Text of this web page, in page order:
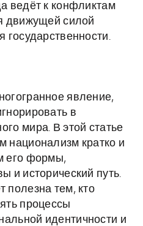
ведёт к конфликтам
движущей силой
государственности.
явление,
в
мира. В этой статье
национализм кратко и
его формы,
и исторический путь.
полезна тем, кто
процессы
идентичности и